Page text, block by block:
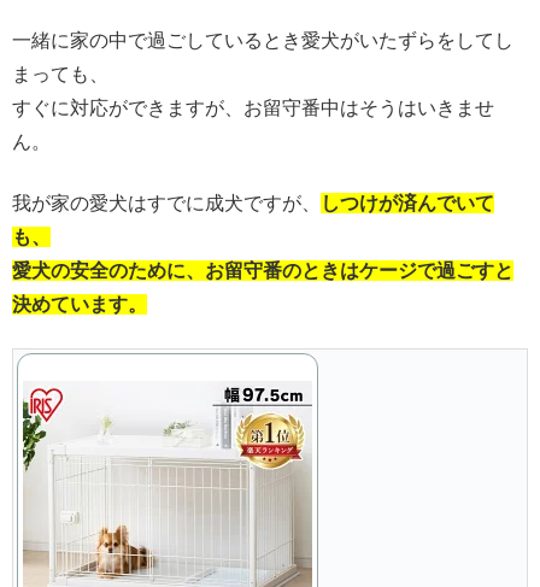
一緒に家の中で過ごしているとき愛犬がいたずらをしてし
まっても、
すぐに対応ができますが、お留守番中はそうはいきませ
ん。
我が家の愛犬はすでに成犬ですが、
しつけが済んでいて
も、
愛犬の安全のために、お留守番のときはケージで過ごすと
決めています。